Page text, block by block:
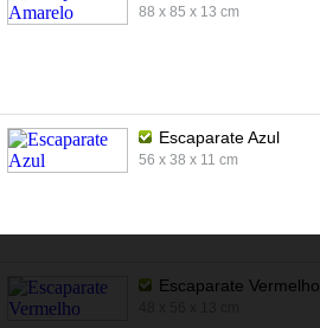
88 x 85 x 13 cm
Escaparate Azul
56 x 38 x 11 cm
Escaparate Vermelho